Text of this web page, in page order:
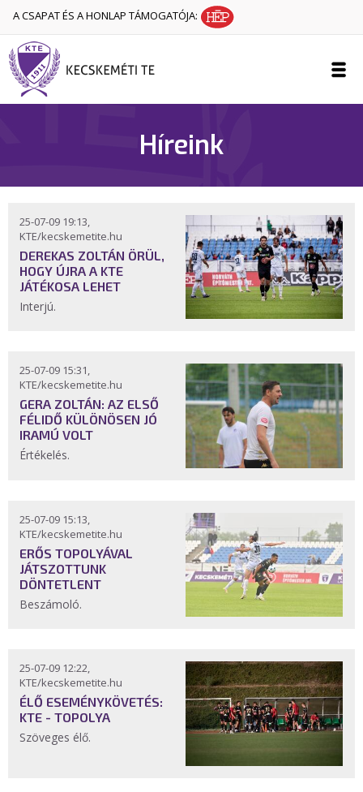
A CSAPAT ÉS A HONLAP TÁMOGATÓJA:
Híreink
25-07-09 19:13,
KTE/kecskemetite.hu
DEREKAS ZOLTÁN ÖRÜL,
HOGY ÚJRA A KTE
JÁTÉKOSA LEHET
Interjú.
25-07-09 15:31,
KTE/kecskemetite.hu
GERA ZOLTÁN: AZ ELSŐ
FÉLIDŐ KÜLÖNÖSEN JÓ
IRAMÚ VOLT
Értékelés.
25-07-09 15:13,
KTE/kecskemetite.hu
ERŐS TOPOLYÁVAL
JÁTSZOTTUNK
DÖNTETLENT
Beszámoló.
25-07-09 12:22,
KTE/kecskemetite.hu
ÉLŐ ESEMÉNYKÖVETÉS:
KTE - TOPOLYA
Szöveges élő.